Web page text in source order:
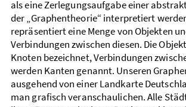
als eine Zerlegungs­aufgabe einer
der „Graphen­theorie“ interpretiert
repräsentiert eine Menge von Objekten
Verbindungen zwischen diesen. Die
Knoten bezeichnet, Verbindungen
werden Kanten genannt. Unseren
ausgehend von einer Land­karte
man grafisch veranschaulichen. Alle